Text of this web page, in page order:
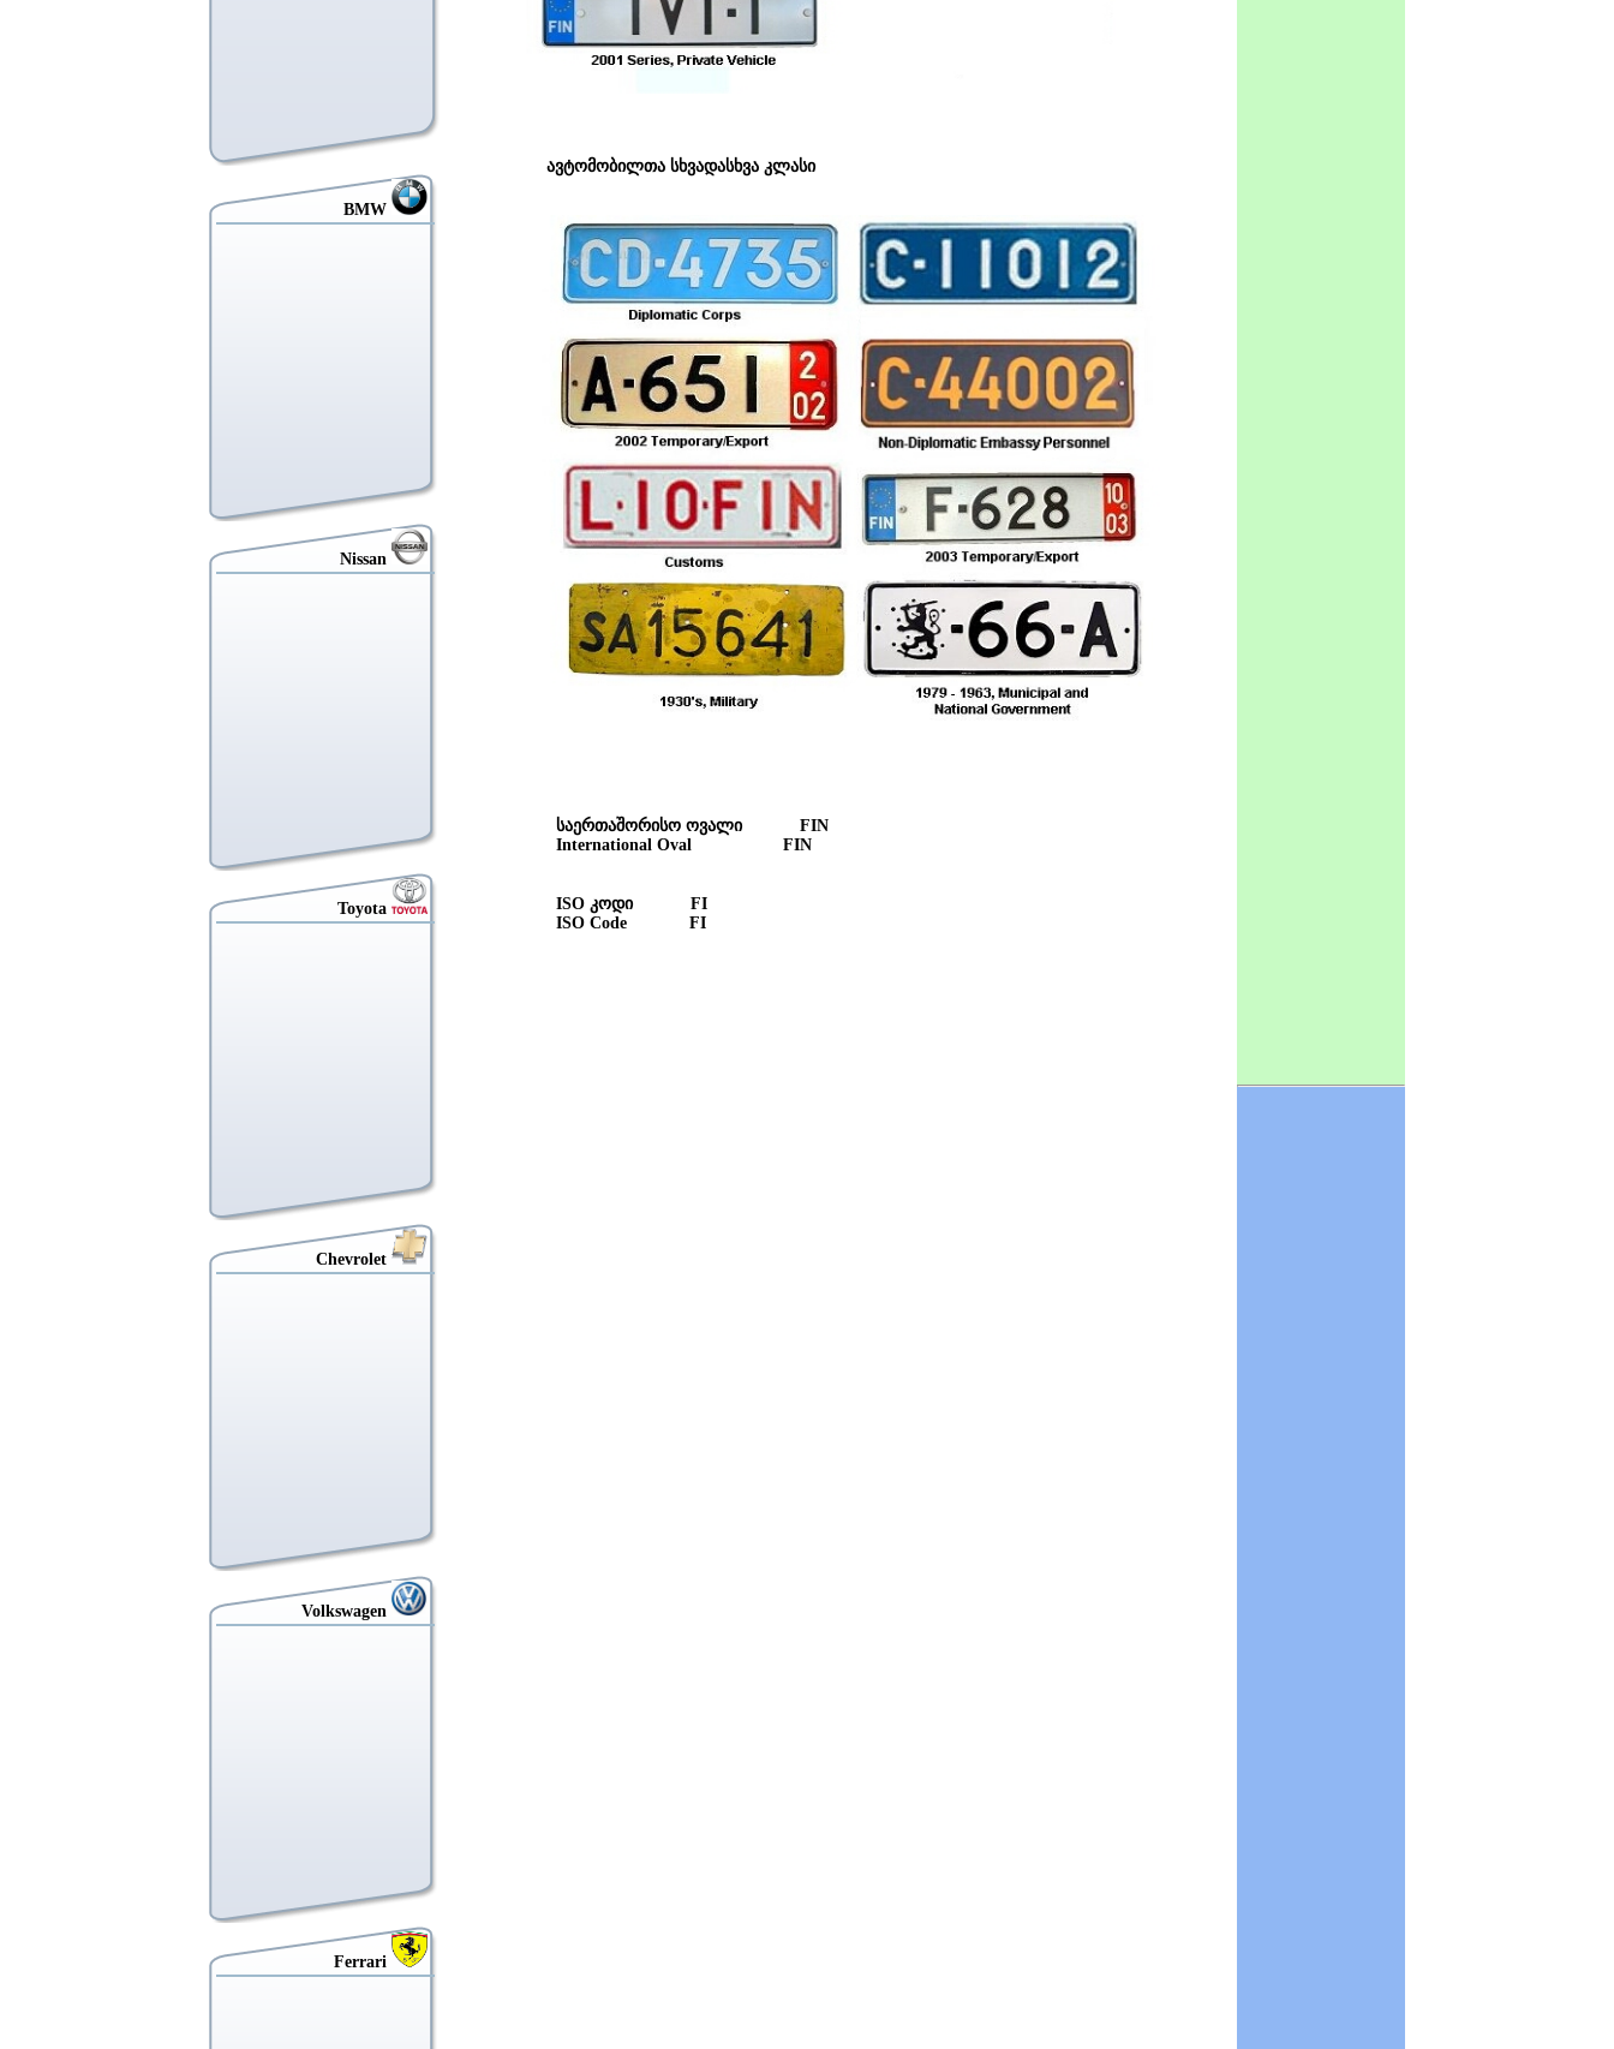
BMW
Nissan
Toyota
Chevrolet
Volkswagen
Ferrari
ავტომობილთა სხვადასხვა კლასი
საერთაშორისო ოვალი FIN
International Oval FIN
ISO კოდი FI
ISO Code FI